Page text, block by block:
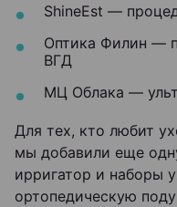
ShineEst —
Оптика Филин —
ВГД
МЦ Облака —
Для тех, кто любит
мы добавили еще
ирригатор и наборы
ортопедическую